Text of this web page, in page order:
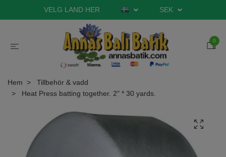
VELG LAND HER SEK
0
Hem
Tillbehör & vadd
Heat Press batting together. 2" * 30 yards.